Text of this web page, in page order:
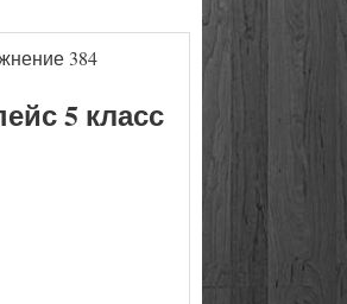
384
5 класс